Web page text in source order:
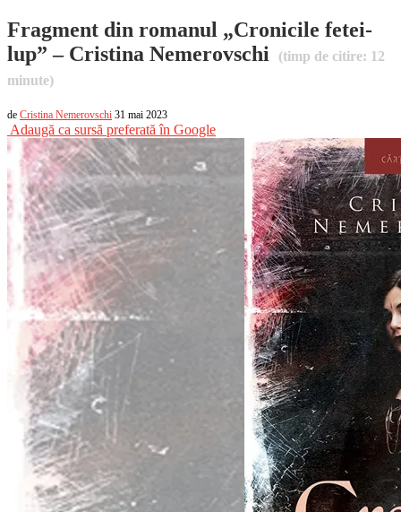
Fragment din romanul „Cronicile fetei-
lup” – Cristina Nemerovschi
(timp de citire: 12
minute)
de Cristina Nemerovschi 31 mai 2023
Adaugă ca sursă preferată în Google